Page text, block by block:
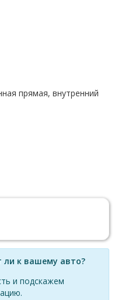
прямая, внутренний
ли к вашему авто?
и подскажем